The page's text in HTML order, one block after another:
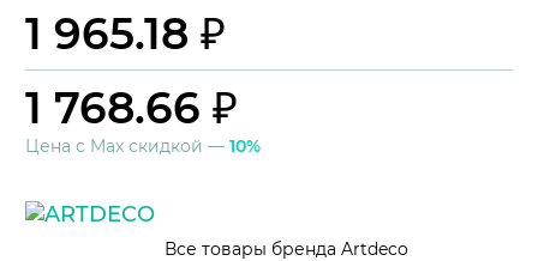
1 965.18 ₽
1 768.66 ₽
Цена с Max скидкой — 10%
Все товары бренда Artdeco